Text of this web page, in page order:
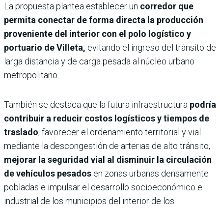
La propuesta plantea establecer un corredor que
permita conectar de forma directa la producción
proveniente del interior con el polo logístico y
portuario de Villeta, evitando el ingreso del tránsito de
larga distancia y de carga pesada al núcleo urbano
metropolitano.
También se destaca que la futura infraestructura podría
contribuir a reducir costos logísticos y tiempos de
traslado, favorecer el ordenamiento territorial y vial
mediante la descongestión de arterias de alto tránsito,
mejorar la seguridad vial al disminuir la circulación
de vehículos pesados en zonas urbanas densamente
pobladas e impulsar el desarrollo socioeconómico e
industrial de los municipios del interior de los